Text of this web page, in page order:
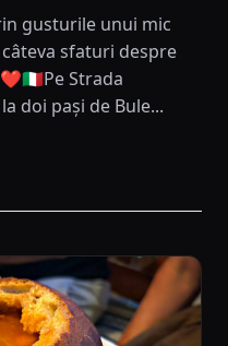
gusturile unui mic
sfaturi despre
Strada
doi pași de Bule...